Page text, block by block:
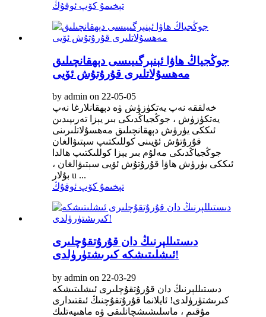
تېخىمۇ كۆپ ئوقۇڭ
جوڭجياڭ ھاۋا ئېنېرگىيىسى دېھقانچىلىق
مەھسۇلاتلىرى قۇرۇتۇش ئۆيى
by admin on 22-05-05
خەلققە نەپ يەتكۈزۈش ۋە دېھقانلارغا نەپ
يەتكۈزۈش ، جوڭجياڭدىكى بىر يېزا تەرىپىدىن
ئىككى يۈرۈش دېھقانچىلىق مەھسۇلاتلىرىنى
قۇرۇتۇش ئۆيىنى كوللىكتىپ سېتىۋالغان
جوڭجياڭدىكى مەلۇم بىر يېزا كوللىكتىپ ھالدا
ئىككى يۈرۈش ھاۋا قۇرۇتۇش ئۆيى سېتىۋالغان ،
بۇلار u ...
تېخىمۇ كۆپ ئوقۇڭ
دىستىللېرنىڭ دان قۇرۇتقۇچلىرى
ئىشلىتىشكە كىرىشتۈرۈلدى!
by admin on 22-03-29
دىستىللېرنىڭ دان قۇرۇتقۇچلىرى ئىشلىتىشكە
كىرىشتۈرۈلدى! ئايلانما قۇرۇتقۇچنىڭ ئىقتىدارى
مۇقىم ، ماسلىشىشچانلىقى ۋە ماھىيەتلىك